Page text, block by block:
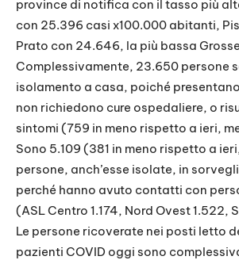
province di notifica con il tasso più
con 25.396 casi x100.000 abitanti,
Prato con 24.646, la più bassa
Complessivamente, 23.650 persone
isolamento a casa, poiché
non richiedono cure ospedaliere, o
sintomi (759 in meno rispetto a ieri,
Sono 5.109 (381 in meno rispetto a
persone, anch’esse isolate, in
perché hanno avuto contatti con
(ASL Centro 1.174, Nord Ovest 1.522,
Le persone ricoverate nei posti letto
pazienti COVID oggi sono